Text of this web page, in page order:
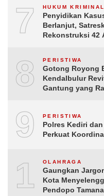
7 HUKUM KRIMINAL
Penyidikan
Berlanjut,
Rekonstruksi 42
8 PERISTIWA
Gotong Royong
Kendalbulur
Gantung yang
9 PERISTIWA
Polres Kediri
Perkuat
10OLAHRAGA
Gaungkan
Kota
Pendopo